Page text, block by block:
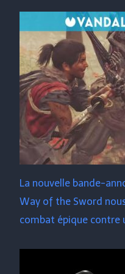
La nouvelle bande-
Way of the Sword
combat épique contre